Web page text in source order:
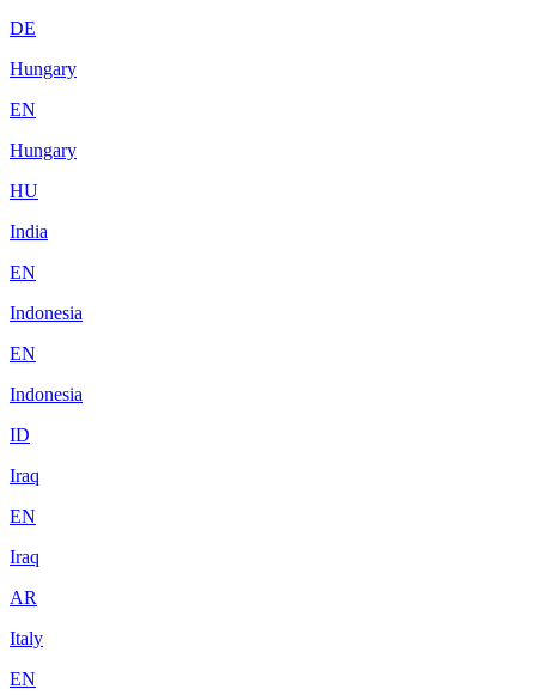
DE
Hungary
EN
Hungary
HU
India
EN
Indonesia
EN
Indonesia
ID
Iraq
EN
Iraq
AR
Italy
EN